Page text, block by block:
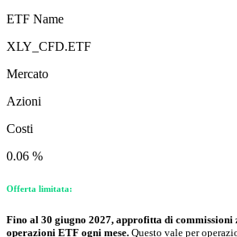
ETF Name
XLY_CFD.ETF
Mercato
Azioni
Costi
0.06 %
Offerta limitata:
Fino al 30 giugno 2027, approfitta di commissioni
operazioni ETF ogni mese. Questo vale per